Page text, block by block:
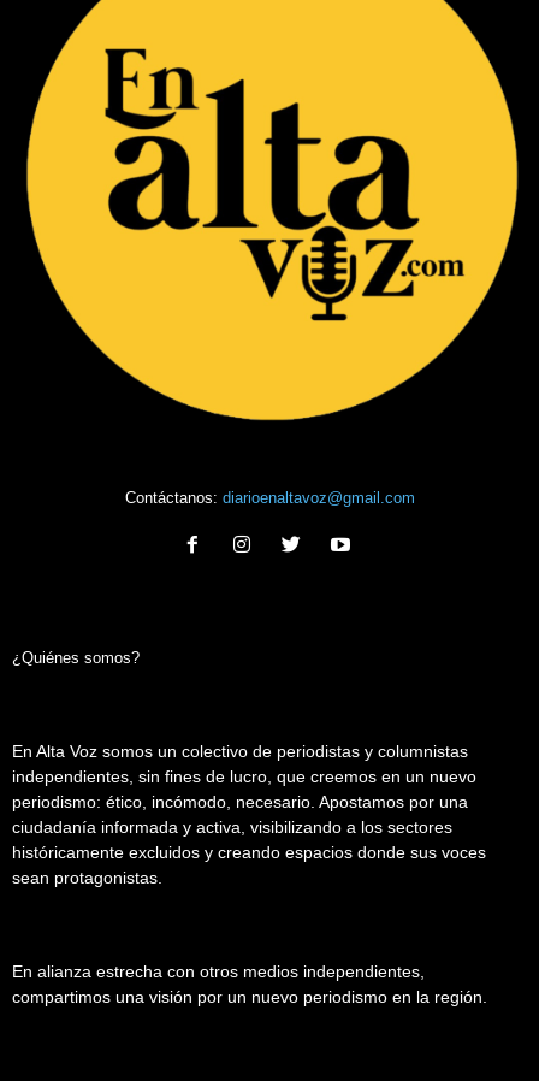
Contáctanos: diarioenaltavoz@gmail.com
¿Quiénes somos?
En Alta Voz somos un colectivo de periodistas y columnistas
independientes, sin fines de lucro, que creemos en un nuevo
periodismo: ético, incómodo, necesario. Apostamos por una
ciudadanía informada y activa, visibilizando a los sectores
históricamente excluidos y creando espacios donde sus voces
sean protagonistas.
En alianza estrecha con otros medios independientes,
compartimos una visión por un nuevo periodismo en la región.